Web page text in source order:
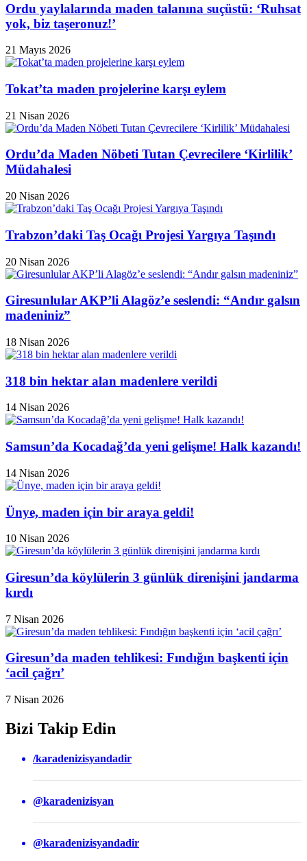
Ordu yaylalarında maden talanına suçüstü: ‘Ruhsat
yok, biz taşeronuz!’
21 Mayıs 2026
Tokat’ta maden projelerine karşı eylem
21 Nisan 2026
Ordu’da Maden Nöbeti Tutan Çevrecilere ‘Kirlilik’
Müdahalesi
20 Nisan 2026
Trabzon’daki Taş Ocağı Projesi Yargıya Taşındı
20 Nisan 2026
Giresunlular AKP’li Alagöz’e seslendi: “Andır galsın
madeniniz”
18 Nisan 2026
318 bin hektar alan madenlere verildi
14 Nisan 2026
Samsun’da Kocadağ’da yeni gelişme! Halk kazandı!
14 Nisan 2026
Ünye, maden için bir araya geldi!
10 Nisan 2026
Giresun’da köylülerin 3 günlük direnişini jandarma
kırdı
7 Nisan 2026
Giresun’da maden tehlikesi: Fındığın başkenti için
‘acil çağrı’
7 Nisan 2026
Bizi Takip Edin
/karadenizisyandadir
@karadenizisyan
@karadenizisyandadir